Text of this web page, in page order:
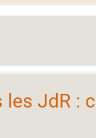
JdR :